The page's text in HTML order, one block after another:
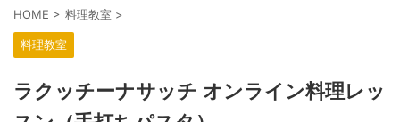
HOME > 料理教室 >
料理教室
ラクッチーナサッチ オンライン料理レッ